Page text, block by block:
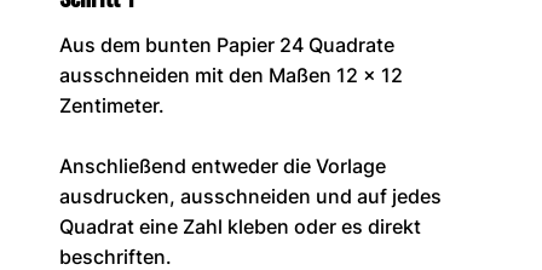
Aus dem bunten Papier 24 Quadrate
ausschneiden mit den Maßen 12 x 12
Zentimeter.
Anschließend entweder die Vorlage
ausdrucken, ausschneiden und auf jedes
Quadrat eine Zahl kleben oder es direkt
beschriften.